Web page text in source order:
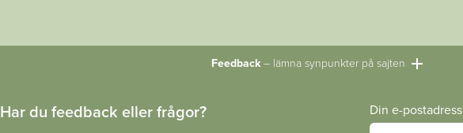
Feedback– lämna synpunkter på sajten
Har du feedback eller frågor? Din e-postadress